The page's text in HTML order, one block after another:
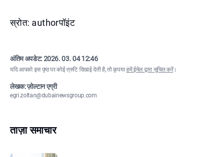
स्रोत: authorपॉइंट
अंतिम अपडेट:2026. 03. 04 12:46
यदि आपको इस पृष्ठ पर कोई त्रुटि दिखाई देती है, तो कृपयाहमें ईमेल द्वारा सूचित करें।
लेखक: ज़ोल्टान एग्री
egri.zoltan@dubainewsgroup.com
ताज़ा समाचार